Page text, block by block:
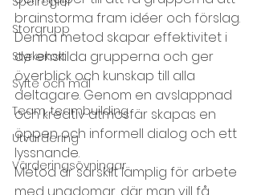
Storgrupp
Styrkekort
Syfte och mål
Team, teambuilding
Utvärdering
Värderingsövningar
brainstorma fram idéer och förslag.
Denna metod skapar effektivitet i
de enskilda grupperna och ger
överblick och kunskap till alla
deltagare. Genom en avslappnad
och kreativ atmosfär skapas en
öppen och informell dialog och ett
lyssnande.
Metod är särskilt lämplig för arbete